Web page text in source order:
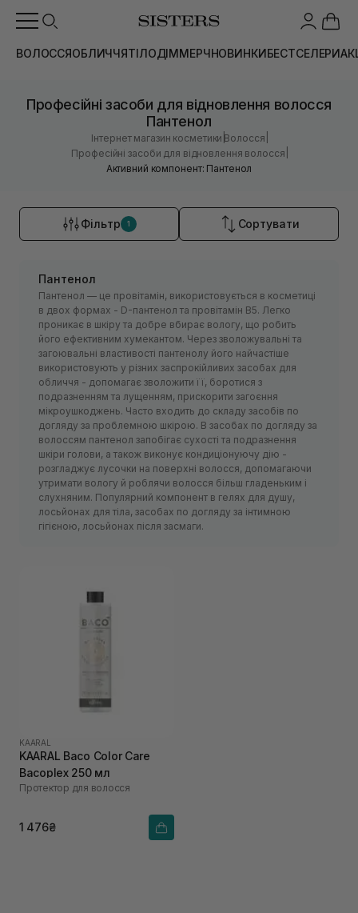
ВОЛОССЯОБЛИЧЧЯТІЛОДІММЕРЧНОВИНКИБЕСТСЕЛЕРИ
Професійні засоби для відновлення волосся
Пантенол
Інтернет магазин косметики |Волосся
Професійні засоби для відновлення волосся
Активний компонент: Пантенол
Фільтр 1 Сортувати
Пантенол
Пантенол — це провітамін, використовується в косметиці
в двох формах - D-пантенол та провітамін В5. Легко
проникає в шкіру та добре вбирає вологу, що робить
його ефективним хумекантом. Через зволожувальні та
загоювальні властивості пантенолу його найчастіше
використовують у різних заспрокійливих засобах для
обличчя - допомагає зволожити її, боротися з
подразненням та лущенням, прискорити загоєння
мікроушкоджень. Часто входить до складу засобів по
догляду за проблемною шкірою. В засобах по догляду за
волоссям пантенол запобігає сухості та подразнення
шкіри голови, а також виконує кондиціонуючу дію -
розгладжує лусочки на поверхні волосся, допомагаючи
утримати вологу й роблячи волосся більш гладеньким і
слухняним. Популярний компонент в гелях для душу,
лосьйонах для тіла, засобах по догляду за інтимною
гігієною, лосьйонах після засмаги.
KAARAL
KAARAL Baco Color Care
Bacoplex 250 мл
Протектор для волосся
1 476₴